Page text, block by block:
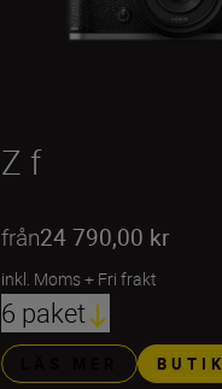
Z f
från24 790,00 kr
inkl. Moms+ Fri frakt
6 paket
BUTIK